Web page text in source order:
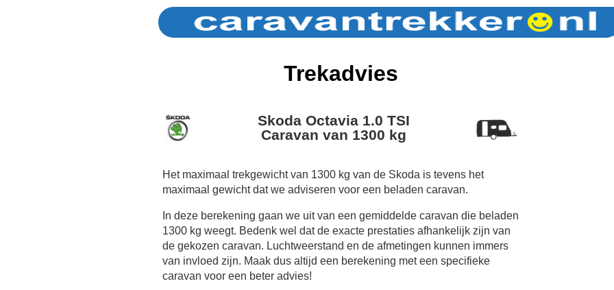
Trekadvies
Skoda Octavia 1.0 TSI
Caravan van 1300 kg
Het maximaal trekgewicht van 1300 kg van de Skoda is tevens het
maximaal gewicht dat we adviseren voor een beladen caravan.
In deze berekening gaan we uit van een gemiddelde caravan die beladen
1300 kg weegt. Bedenk wel dat de exacte prestaties afhankelijk zijn van
de gekozen caravan. Luchtweerstand en de afmetingen kunnen immers
van invloed zijn. Maak dus altijd een berekening met een specifieke
caravan voor een beter advies!